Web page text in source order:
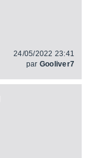
24/05/2022 23:41
par Gooliver7